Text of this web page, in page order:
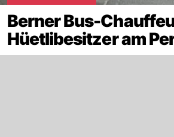
Berner Bus-
Hüetlibesitzer am